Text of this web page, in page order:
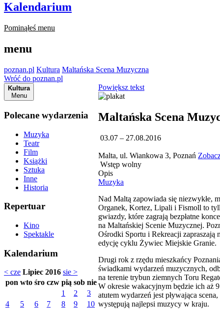
Kalendarium
Pominąłeś menu
menu
poznan.pl Kultura Maltańska Scena Muzyczna
Wróć do poznan.pl
Kultura
Menu
Polecane wydarzenia
Muzyka
Teatr
Film
Książki
Sztuka
Inne
Historia
Repertuar
Kino
Spektakle
Kalendarium
< cze Lipiec 2016 sie >
pon wto śro czw pią sob nie
1
2
3
4
5 6 7 8 9
10
Powiększ tekst
Maltańska Scena
03.07 – 27.08.2016
Malta, ul. Wiankowa 3, Poznań
Wstęp wolny
Opis
Muzyka
Nad Maltą zapowiada się niezwykłe,
Organek, Kortez, Lipali i Fismoll to
gwiazdy, które zagrają bezpłatne
na Maltańskiej Scenie Muzycznej.
Ośrodki Sportu i Rekreacji zapraszają
edycję cyklu Żywiec Miejskie Granie.
Drugi rok z rzędu mieszkańcy
świadkami wydarzeń muzycznych,
na terenie trybun ziemnych Toru
W okresie wakacyjnym będzie ich aż
atutem wydarzeń jest pływająca
występują najlepsi muzycy w kraju.